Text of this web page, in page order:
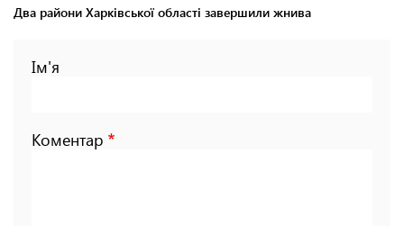
Два райони Харківської області завершили жнива
Ім'я
Коментар